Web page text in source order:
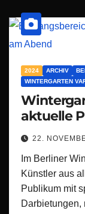
2024 ARCHIV
WINTERGARTEN
aktuelle
22.
Im Berliner
Künstler aus
Publikum mit